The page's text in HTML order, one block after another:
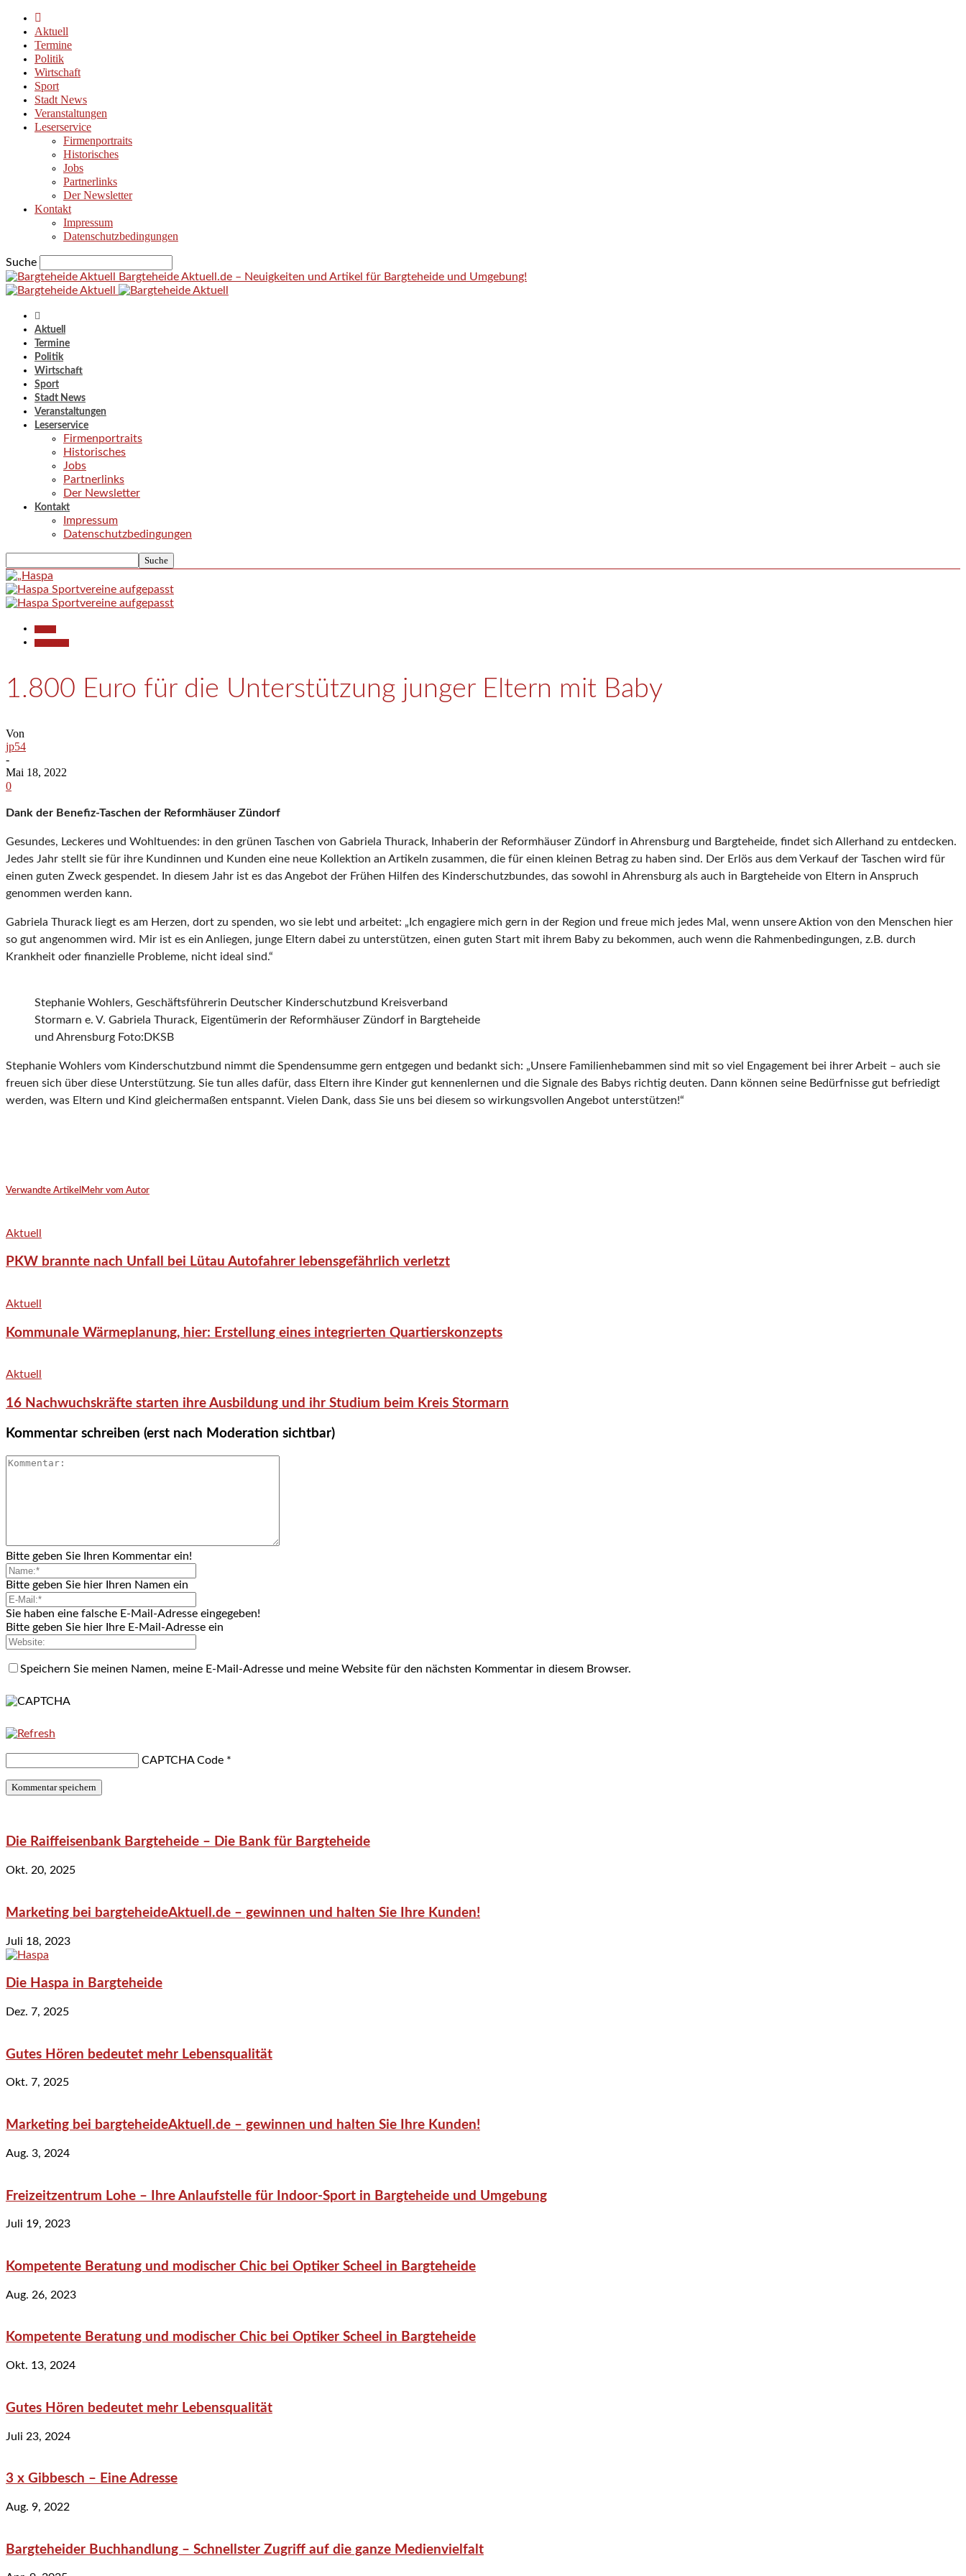
Aktuell
Termine
Politik
Wirtschaft
Sport
Stadt News
Veranstaltungen
Leserservice
Firmenportraits
Historisches
Jobs
Partnerlinks
Der Newsletter
Kontakt
Impressum
Datenschutzbedingungen
Suche
Bargteheide Aktuell.de – Neuigkeiten und Artikel für Bargteheide und Umgebung!
Aktuell
Termine
Politik
Wirtschaft
Sport
Stadt News
Veranstaltungen
Leserservice
Firmenportraits
Historisches
Jobs
Partnerlinks
Der Newsletter
Kontakt
Impressum
Datenschutzbedingungen
1.800 Euro für die Unterstützung junger Eltern mit Baby
Von
jp54
-
Mai 18, 2022
0
Dank der Benefiz-Taschen der Reformhäuser Zündorf
Gesundes, Leckeres und Wohltuendes: in den grünen Taschen von Gabriela Thurack, Inhaberin der Reformhäuser Zündorf in Ahrensburg und Bargteheide, findet sich Allerhand zu entdecken.
Jedes Jahr stellt sie für ihre Kundinnen und Kunden eine neue Kollektion an Artikeln zusammen, die für einen kleinen Betrag zu haben sind. Der Erlös aus dem Verkauf der Taschen wird für
einen guten Zweck gespendet. In diesem Jahr ist es das Angebot der Frühen Hilfen des Kinderschutzbundes, das sowohl in Ahrensburg als auch in Bargteheide von Eltern in Anspruch
genommen werden kann.
Gabriela Thurack liegt es am Herzen, dort zu spenden, wo sie lebt und arbeitet: „Ich engagiere mich gern in der Region und freue mich jedes Mal, wenn unsere Aktion von den Menschen hier
so gut angenommen wird. Mir ist es ein Anliegen, junge Eltern dabei zu unterstützen, einen guten Start mit ihrem Baby zu bekommen, auch wenn die Rahmenbedingungen, z.B. durch
Krankheit oder finanzielle Probleme, nicht ideal sind.“
Stephanie Wohlers, Geschäftsführerin Deutscher Kinderschutzbund Kreisverband
Stormarn e. V. Gabriela Thurack, Eigentümerin der Reformhäuser Zündorf in Bargteheide
und Ahrensburg Foto:DKSB
Stephanie Wohlers vom Kinderschutzbund nimmt die Spendensumme gern entgegen und bedankt sich: „Unsere Familienhebammen sind mit so viel Engagement bei ihrer Arbeit – auch sie
freuen sich über diese Unterstützung. Sie tun alles dafür, dass Eltern ihre Kinder gut kennenlernen und die Signale des Babys richtig deuten. Dann können seine Bedürfnisse gut befriedigt
werden, was Eltern und Kind gleichermaßen entspannt. Vielen Dank, dass Sie uns bei diesem so wirkungsvollen Angebot unterstützen!“
Verwandte Artikel Mehr vom Autor
Aktuell
PKW brannte nach Unfall bei Lütau Autofahrer lebensgefährlich verletzt
Aktuell
Kommunale Wärmeplanung, hier: Erstellung eines integrierten Quartierskonzepts
Aktuell
16 Nachwuchskräfte starten ihre Ausbildung und ihr Studium beim Kreis Stormarn
Kommentar schreiben (erst nach Moderation sichtbar)
Bitte geben Sie Ihren Kommentar ein!
Bitte geben Sie hier Ihren Namen ein
Sie haben eine falsche E-Mail-Adresse eingegeben!
Bitte geben Sie hier Ihre E-Mail-Adresse ein
Speichern Sie meinen Namen, meine E-Mail-Adresse und meine Website für den nächsten Kommentar in diesem Browser.
CAPTCHA Code *
Die Raiffeisenbank Bargteheide – Die Bank für Bargteheide
Okt. 20, 2025
Marketing bei bargteheideAktuell.de – gewinnen und halten Sie Ihre Kunden!
Juli 18, 2023
Die Haspa in Bargteheide
Dez. 7, 2025
Gutes Hören bedeutet mehr Lebensqualität
Okt. 7, 2025
Marketing bei bargteheideAktuell.de – gewinnen und halten Sie Ihre Kunden!
Aug. 3, 2024
Freizeitzentrum Lohe – Ihre Anlaufstelle für Indoor-Sport in Bargteheide und Umgebung
Juli 19, 2023
Kompetente Beratung und modischer Chic bei Optiker Scheel in Bargteheide
Aug. 26, 2023
Kompetente Beratung und modischer Chic bei Optiker Scheel in Bargteheide
Okt. 13, 2024
Gutes Hören bedeutet mehr Lebensqualität
Juli 23, 2024
3 x Gibbesch – Eine Adresse
Aug. 9, 2022
Bargteheider Buchhandlung – Schnellster Zugriff auf die ganze Medienvielfalt